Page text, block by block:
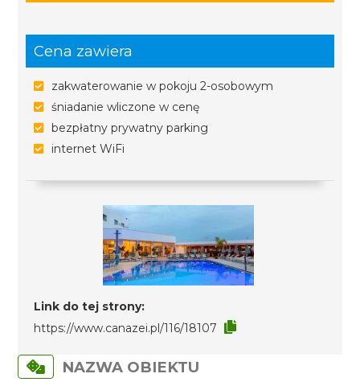
Cena zawiera
zakwaterowanie w pokoju 2-osobowym
śniadanie wliczone w cenę
bezpłatny prywatny parking
internet WiFi
Link do tej strony:
https://www.canazei.pl/116/18107
NAZWA OBIEKTU